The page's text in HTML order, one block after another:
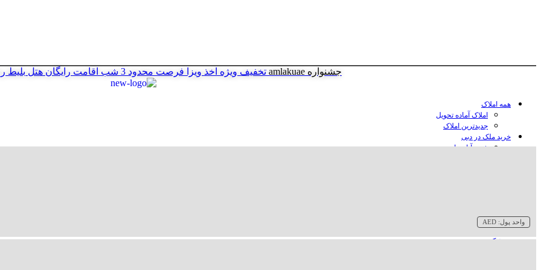
جشنواره amlakuae تخفیف ویژه اخذ ویزا فرصت محدود 3 شب اقامت رایگان هتل بلیط
همه املاک
املاک آماده تحویل
جدیدترین املاک
خرید ملک در دبی
خرید آپارتمان در دبی
واحد پول: AED